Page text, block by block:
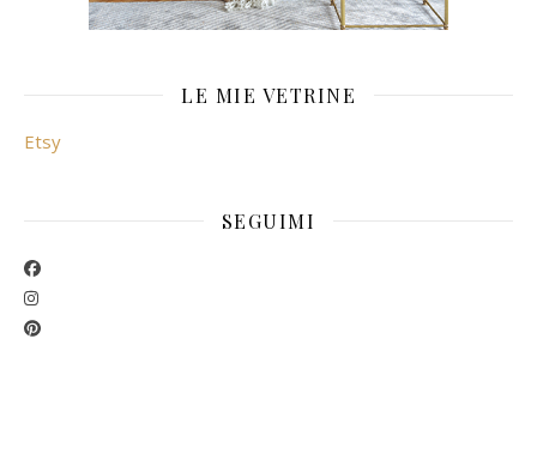
LE MIE VETRINE
Etsy
SEGUIMI